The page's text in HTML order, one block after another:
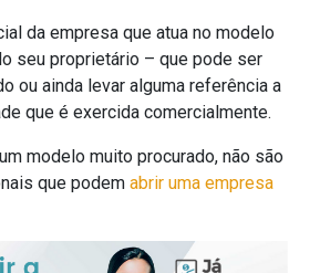
da empresa que atua no modelo
seu proprietário – que pode ser
ou ainda levar alguma referência a
que é exercida comercialmente.
modelo muito procurado, não são
que podem abrir uma empresa